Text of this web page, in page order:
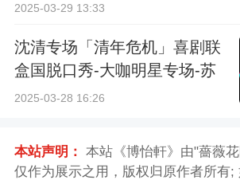
2025-03-29 13:33
沈清专场「清年危机」喜剧联
盒国脱口秀-大咖明星专场-苏
州站
2025-03-28 16:26
本站声明： 本站《博怡軒》由"薔薇
仅作为展示之用，版权归原作者所有;